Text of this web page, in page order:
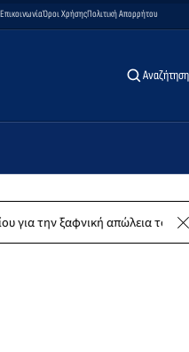
ΕπικοινωνίαΌροι ΧρήσηςΠολιτική Απορρήτου
Αναζήτηση
απώλεια του Δημήτρη